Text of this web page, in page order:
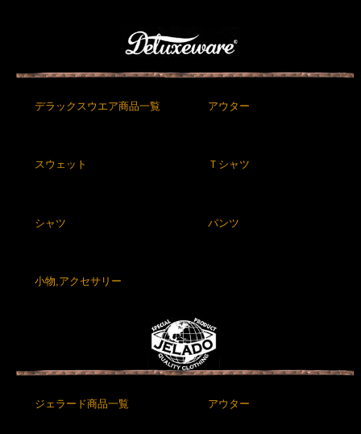
デラックスウエア商品一覧 アウター
スウェット Ｔシャツ
シャツ パンツ
小物,アクセサリー
ジェラード商品一覧 アウター